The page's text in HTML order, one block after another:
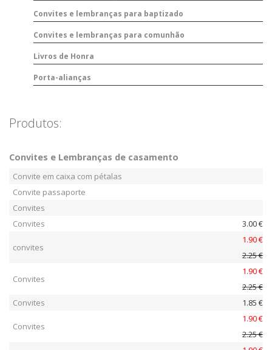
Convites e lembranças para baptizado
Convites e lembranças para comunhão
Livros de Honra
Porta-alianças
Produtos:
Convites e Lembranças de casamento
Convite em caixa com pétalas
Convite passaporte
Convites
Convites
3.00 €
convites
1.90 €
2.25 €
Convites
1.90 €
2.25 €
Convites
1.85 €
Convites
1.90 €
2.25 €